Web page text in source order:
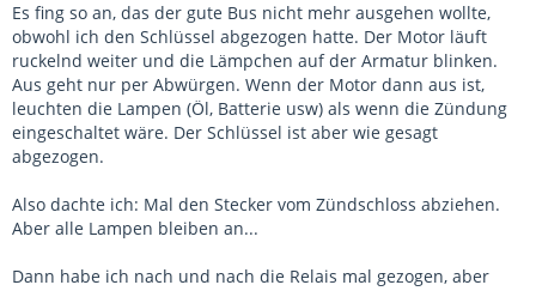
Es fing so an, das der gute Bus nicht mehr ausgehen wollte,
obwohl ich den Schlüssel abgezogen hatte. Der Motor läuft
ruckelnd weiter und die Lämpchen auf der Armatur blinken.
Aus geht nur per Abwürgen. Wenn der Motor dann aus ist,
leuchten die Lampen (Öl, Batterie usw) als wenn die Zündung
eingeschaltet wäre. Der Schlüssel ist aber wie gesagt
abgezogen.
Also dachte ich: Mal den Stecker vom Zündschloss abziehen.
Aber alle Lampen bleiben an...
Dann habe ich nach und nach die Relais mal gezogen, aber